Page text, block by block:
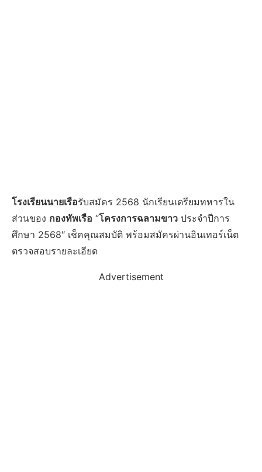
โรงเรียนนายเรือรับสมัคร 2568 นักเรียนเตรียมทหารใน
ส่วนของ กองทัพเรือ “โครงการฉลามขาว ประจำปีการ
ศึกษา 2568″ เช็คคุณสมบัติ พร้อมสมัครผ่านอินเทอร์เน็ต
ตรวจสอบรายละเอียด
Advertisement